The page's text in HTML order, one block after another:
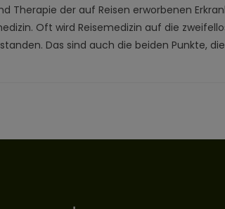
Therapie der auf Reisen erworbenen
Oft wird Reisemedizin auf die
Das sind auch die beiden Punkte,